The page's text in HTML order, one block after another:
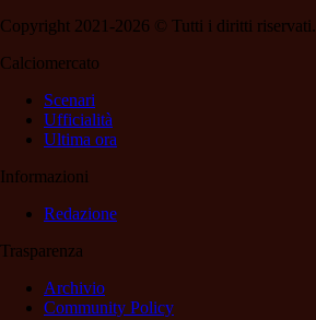
Copyright 2021-2026 © Tutti i diritti riservati.
Calciomercato
Scenari
Ufficialità
Ultima ora
Informazioni
Redazione
Trasparenza
Archivio
Community Policy